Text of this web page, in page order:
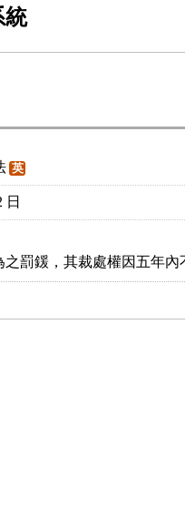
統
英
日
之罰鍰，其裁處權因五年內